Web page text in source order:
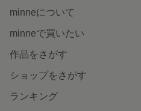
minneについて
minneで買いたい
作品をさがす
ショップをさがす
ランキング